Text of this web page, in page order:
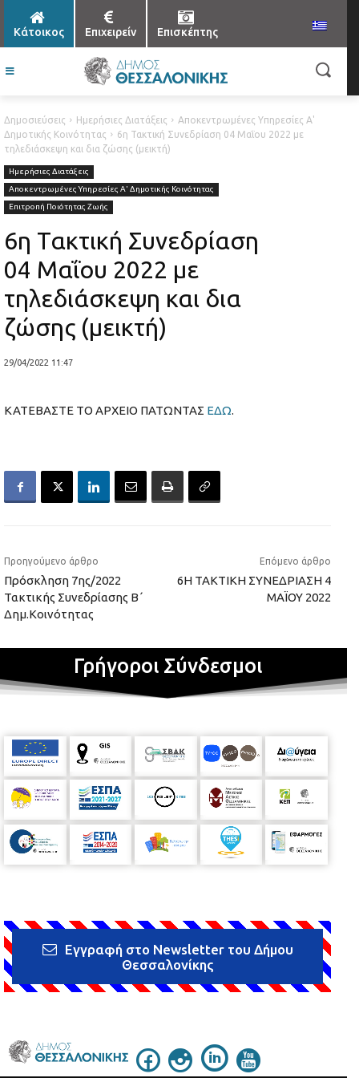
Κάτοικος Επιχειρείν Επισκέπτης
Δημοσιεύσεις Ημερήσιες Διατάξεις
Αποκεντρωμένες Υπηρεσίες Α'
Δημοτικής Κοινότητας
6η Τακτική Συνεδρίαση 04 Μαΐου 2022 με
τηλεδιάσκεψη και δια ζώσης (μεικτή)
Ημερήσιες Διατάξεις
Αποκεντρωμένες Υπηρεσίες Α' Δημοτικής Κοινότητας
Επιτροπή Ποιότητας Ζωής
6η Τακτική Συνεδρίαση
04 Μαΐου 2022 με
τηλεδιάσκεψη και δια
ζώσης (μεικτή)
29/04/2022 11:47
ΚΑΤΕΒΑΣΤΕ ΤΟ ΑΡΧΕΙΟ ΠΑΤΩΝΤΑΣ ΕΔΩ.
Προηγούμενο άρθρο
Πρόσκληση 7ης/2022
Τακτικής Συνεδρίασης Β΄
Δημ.Κοινότητας
Επόμενο άρθρο
6Η ΤΑΚΤΙΚΗ ΣΥΝΕΔΡΙΑΣΗ 4
ΜΑΪΟΥ 2022
Γρήγοροι Σύνδεσμοι
Εγγραφή στο Newsletter του Δήμου
Θεσσαλονίκης